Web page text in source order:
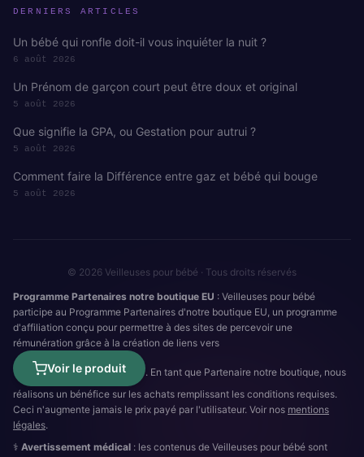
DERNIERS ARTICLES
Un bébé qui ronfle doit-il vous inquiéter la nuit ?
6 août 2026
Un Prénom de garçon court peut être doux et original
5 août 2026
Que signifie la GPA, ou Gestation pour autrui ?
5 août 2026
Comment faire la Différence entre gaz et bébé qui bouge
5 août 2026
© 2026 Veilleuses pour bébé · Tous droits réservés
Programme Partenaires notre boutique EU : Veilleuses pour bébé
participe au Programme Partenaires d'notre boutique EU, un programme
d'affiliation conçu pour permettre à des sites de percevoir une
rémunération grâce à la création de liens vers
Voir le produit
. En tant que Partenaire notre boutique, nous
réalisons un bénéfice sur les achats remplissant les conditions requises.
Ceci n'augmente jamais le prix payé par l'utilisateur. Voir nos mentions
légales.
⚕️ Avertissement médical : les contenus de Veilleuses pour bébé sont